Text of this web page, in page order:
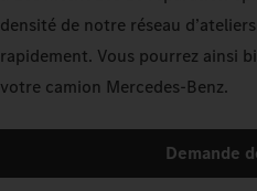
densité de notre réseau
rapidement. Vous pourrez ainsi
votre camion Mercedes-Benz.
Demande